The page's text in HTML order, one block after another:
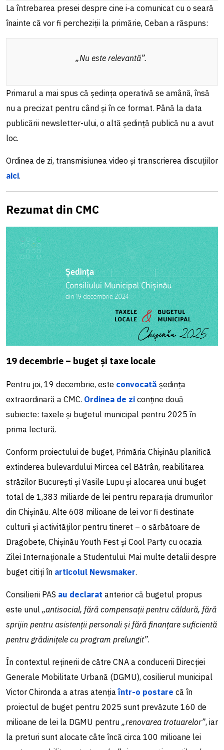
La întrebarea presei despre cine i-a comunicat cu o seară
înainte că vor fi percheziții la primărie, Ceban a răspuns:
„Nu este relevantă”.
Primarul a mai spus că ședința operativă se amână, însă
nu a precizat pentru când și în ce format. Până la data
publicării newsletter-ului, o altă ședință publică nu a avut
loc.
Ordinea de zi, transmisiunea video și transcrierea discuțiilor
aici.
Rezumat din CMC
19 decembrie – buget și taxe locale
Pentru joi, 19 decembrie, este convocată ședința
extraordinară a CMC. Ordinea de zi conține două
subiecte: taxele și bugetul municipal pentru 2025 în
prima lectură.
Conform proiectului de buget, Primăria Chișinău planifică
extinderea bulevardului Mircea cel Bătrân, reabilitarea
străzilor București și Vasile Lupu și alocarea unui buget
total de 1,383 miliarde de lei pentru reparația drumurilor
din Chișinău. Alte 608 milioane de lei vor fi destinate
culturii și activităților pentru tineret – o sărbătoare de
Dragobete, Chișinău Youth Fest și Cool Party cu ocazia
Zilei Internaționale a Studentului. Mai multe detalii despre
buget citiți în articolul Newsmaker.
Consilierii PAS au declarat anterior că bugetul propus
este unul „antisocial, fără compensații pentru căldură, fără
sprijin pentru asistenții personali și fără finanțare suficientă
pentru grădinițele cu program prelungit”.
În contextul reținerii de către CNA a conducerii Direcției
Generale Mobilitate Urbană (DGMU), cosilierul municipal
Victor Chironda a atras atențiaîntr-o postare că în
proiectul de buget pentru 2025 sunt prevăzute 160 de
milioane de lei la DGMU pentru „renovarea trotuarelor”, iar
la preturi sunt alocate câte încă circa 100 milioane lei